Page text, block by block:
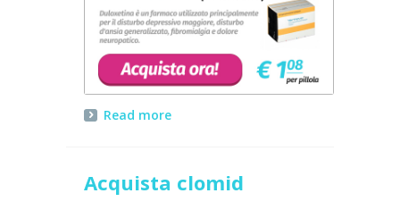
Read more
Acquista clomid